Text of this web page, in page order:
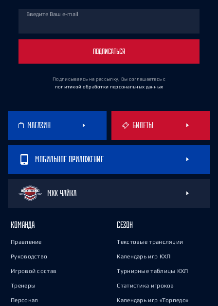
Введите Ваш e-mail
ПОДПИСАТЬСЯ
Подписываясь на рассылку, Вы соглашаетесь с
политикой обработки персональных данных
МАГАЗИН БИЛЕТЫ
МОБИЛЬНОЕ ПРИЛОЖЕНИЕ
МХК ЧАЙКА
КОМАНДА
Правление
Руководство
Игровой состав
Тренеры
Персонал
СЕЗОН
Текстовые трансляции
Календарь игр КХЛ
Турнирные таблицы КХЛ
Статистика игроков
Календарь игр «Торпедо»